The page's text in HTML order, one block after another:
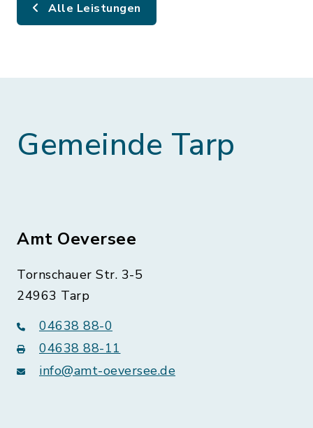
Alle Leistungen
Gemeinde Tarp
Amt Oeversee
Tornschauer Str. 3-5
24963 Tarp
04638 88-0
04638 88-11
info@amt-oeversee.de